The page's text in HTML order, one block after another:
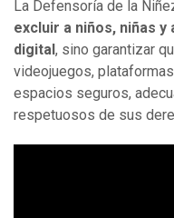
La Defensoría de la
excluir a niños, niñas
digital , sino garantizar
videojuegos,
espacios seguros,
respetuosos de sus